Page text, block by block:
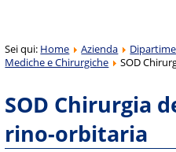
Sei qui: Home Azienda
Mediche e Chirurgiche
SOD
SOD Chirurgia
rino-orbitaria